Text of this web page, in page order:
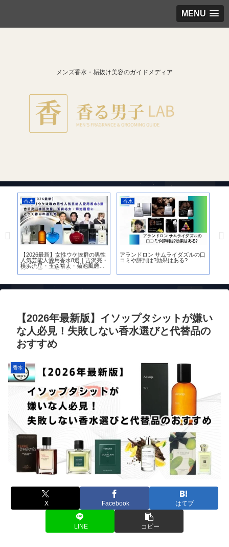
MENU
メンズ香水・垢抜け美容のガイドメディア
香水
【2026最新】女性ウケ抜群の男性
人気芸能人愛用香水8選｜吉沢亮・
横浜流星・玉森裕太・菊池風磨に
近づく香りの選び方
香水
アランドロン サムライダズルの口
コミや評判は?効果はある?
【2026年最新版】イソップタシットが嫌い
な人必見！失敗しない香水選びと代替品の
おすすめ
香水
X Facebook はてブ
LINE コピー